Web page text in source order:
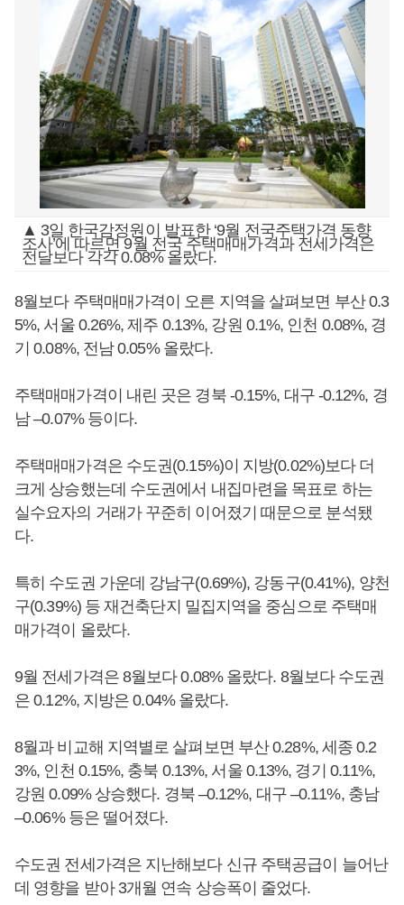
▲ 3일 한국감정원이 발표한 ‘9월 전국주택가격 동향
조사’에 따르면 9월 전국 주택매매가격과 전세가격은
전달보다 각각 0.08% 올랐다.
8월보다 주택매매가격이 오른 지역을 살펴보면 부산 0.3
5%, 서울 0.26%, 제주 0.13%, 강원 0.1%, 인천 0.08%, 경
기 0.08%, 전남 0.05% 올랐다.
주택매매가격이 내린 곳은 경북 -0.15%, 대구 -0.12%, 경
남 –0.07% 등이다.
주택매매가격은 수도권(0.15%)이 지방(0.02%)보다 더
크게 상승했는데 수도권에서 내집마련을 목표로 하는
실수요자의 거래가 꾸준히 이어졌기 때문으로 분석됐
다.
특히 수도권 가운데 강남구(0.69%), 강동구(0.41%), 양천
구(0.39%) 등 재건축단지 밀집지역을 중심으로 주택매
매가격이 올랐다.
9월 전세가격은 8월보다 0.08% 올랐다. 8월보다 수도권
은 0.12%, 지방은 0.04% 올랐다.
8월과 비교해 지역별로 살펴보면 부산 0.28%, 세종 0.2
3%, 인천 0.15%, 충북 0.13%, 서울 0.13%, 경기 0.11%,
강원 0.09% 상승했다. 경북 –0.12%, 대구 –0.11%, 충남
–0.06% 등은 떨어졌다.
수도권 전세가격은 지난해보다 신규 주택공급이 늘어난
데 영향을 받아 3개월 연속 상승폭이 줄었다.